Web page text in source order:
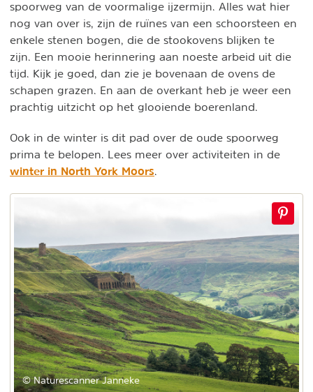
spoorweg van de voormalige ijzermijn. Alles wat hier
nog van over is, zijn de ruïnes van een schoorsteen en
enkele stenen bogen, die de stookovens blijken te
zijn. Een mooie herinnering aan noeste arbeid uit die
tijd. Kijk je goed, dan zie je bovenaan de ovens de
schapen grazen. En aan de overkant heb je weer een
prachtig uitzicht op het glooiende boerenland.
Ook in de winter is dit pad over de oude spoorweg
prima te belopen. Lees meer over activiteiten in de
winter in North York Moors.
© Naturescanner Janneke